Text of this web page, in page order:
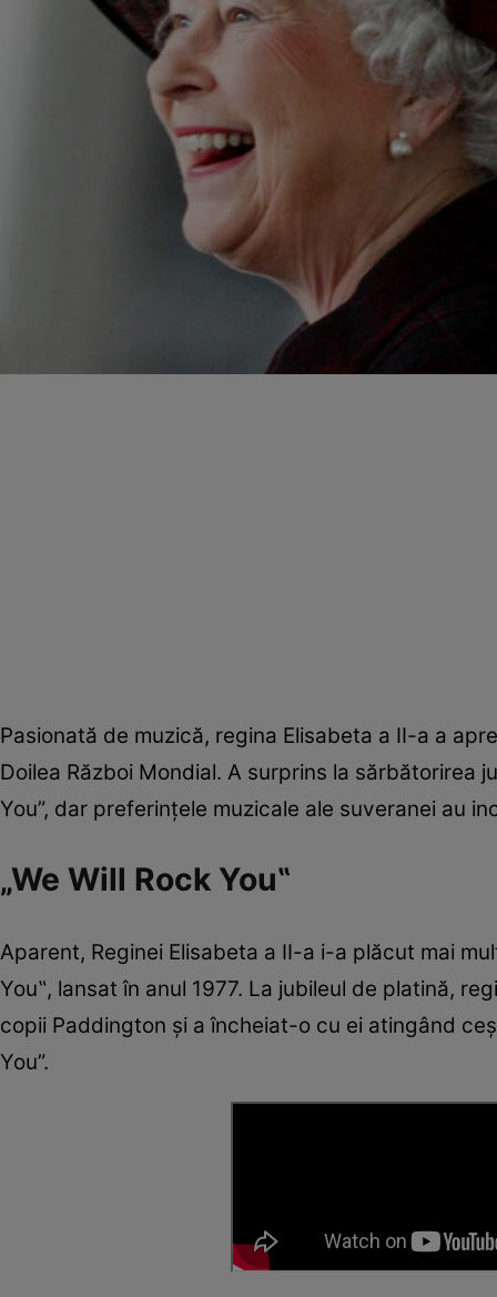
Pasionată de muzică, regina Elisabeta a II-a a
Doilea Război Mondial. A surprins la sărbătorirea
You”, dar preferințele muzicale ale suveranei au
„We Will Rock You‟
Aparent, Reginei Elisabeta a II-a i-a plăcut mai
You‟, lansat în anul 1977. La jubileul de platină,
copii Paddington și a încheiat-o cu ei atingând
You”.